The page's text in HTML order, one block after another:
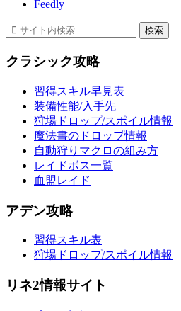
Feedly
クラシック攻略
習得スキル早見表
装備性能/入手先
狩場ドロップ/スポイル情報
魔法書のドロップ情報
自動狩りマクロの組み方
レイドボス一覧
血盟レイド
アデン攻略
習得スキル表
狩場ドロップ/スポイル情報
リネ2情報サイト